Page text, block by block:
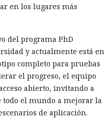
en los lugares más
del programa PhD
y actualmente está en
completo para pruebas
el progreso, el equipo
abierto, invitando a
el mundo a mejorar la
de aplicación.